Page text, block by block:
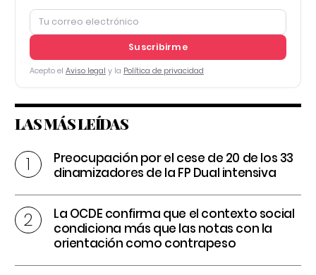
Suscribirme
Acepto el Aviso legal y la Política de privacidad
LAS MÁS LEÍDAS
Preocupación por el cese de 20 de los 33
dinamizadores de la FP Dual intensiva
La OCDE confirma que el contexto social
condiciona más que las notas con la
orientación como contrapeso